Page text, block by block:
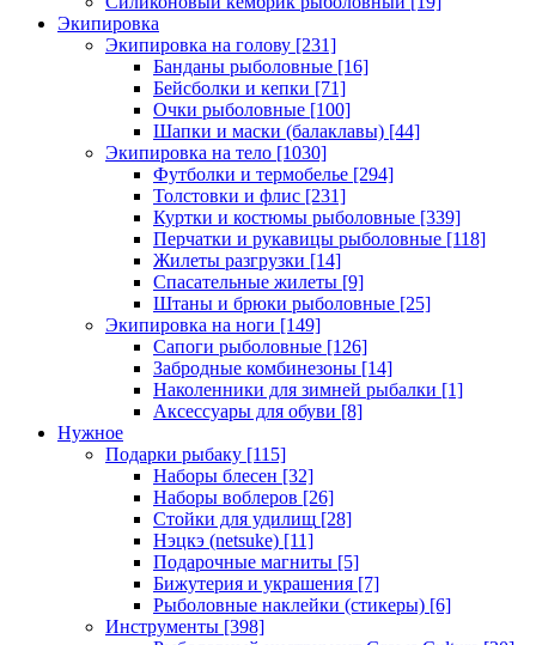
Экипировка
Экипировка на голову [231]
Банданы рыболовные [16]
Бейсболки и кепки [71]
Очки рыболовные [100]
Шапки и маски (балаклавы) [44]
Экипировка на тело [1030]
Футболки и термобелье [294]
Толстовки и флис [231]
Куртки и костюмы рыболовные [339]
Перчатки и рукавицы рыболовные [118]
Жилеты разгрузки [14]
Спасательные жилеты [9]
Штаны и брюки рыболовные [25]
Экипировка на ноги [149]
Сапоги рыболовные [126]
Забродные комбинезоны [14]
Наколенники для зимней рыбалки [1]
Аксессуары для обуви [8]
Нужное
Подарки рыбаку [115]
Наборы блесен [32]
Наборы воблеров [26]
Стойки для удилищ [28]
Нэцкэ (netsuke) [11]
Подарочные магниты [5]
Бижутерия и украшения [7]
Рыболовные наклейки (стикеры) [6]
Инструменты [398]